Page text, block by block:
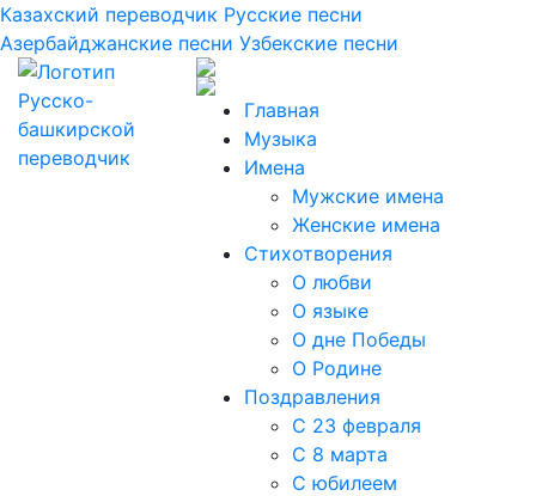
Казахский переводчик Русские песни
Азербайджанские песни Узбекские песни
Главная
Музыка
Имена
Мужские имена
Женские имена
Стихотворения
О любви
О языке
О дне Победы
О Родине
Поздравления
С 23 февраля
С 8 марта
С юбилеем